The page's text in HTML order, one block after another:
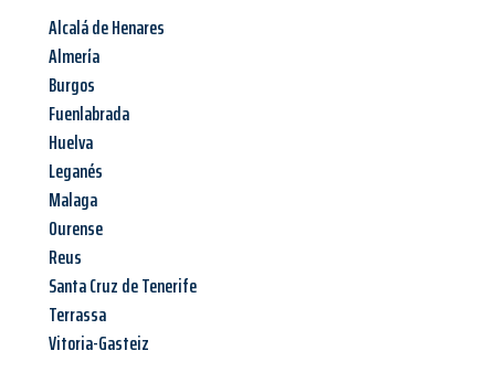
Alcalá de Henares
Almería
Burgos
Fuenlabrada
Huelva
Leganés
Malaga
Ourense
Reus
Santa Cruz de Tenerife
Terrassa
Vitoria-Gasteiz